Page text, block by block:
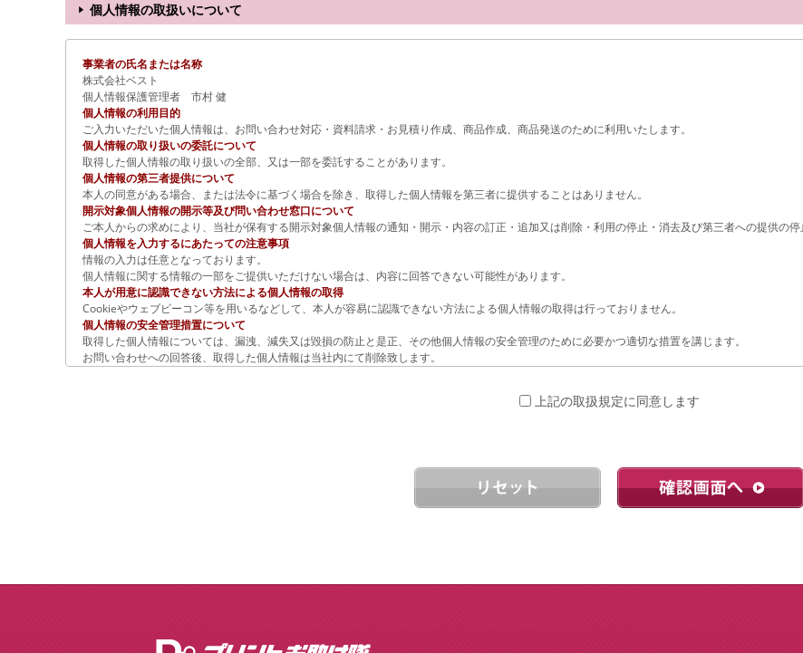
個人情報の取扱いについて
事業者の氏名または名称
株式会社ベスト
個人情報保護管理者 市村 健
個人情報の利用目的
ご入力いただいた個人情報は、お問い合わせ対応・資料請求・お見積り作成、商品作成、商品発送のために利用いたします。
個人情報の取り扱いの委託について
取得した個人情報の取り扱いの全部、又は一部を委託することがあります。
個人情報の第三者提供について
本人の同意がある場合、または法令に基づく場合を除き、取得した個人情報を第三者に提供することはありません。
開示対象個人情報の開示等及び問い合わせ窓口について
ご本人からの求めにより、当社が保有する開示対象個人情報の通知・開示・内容の訂正・追加又は削除・利用の停止・消去及び第三者への提供の停
個人情報を入力するにあたっての注意事項
情報の入力は任意となっております。
個人情報に関する情報の一部をご提供いただけない場合は、内容に回答できない可能性があります。
本人が用意に認識できない方法による個人情報の取得
Cookieやウェブビーコン等を用いるなどして、本人が容易に認識できない方法による個人情報の取得は行っておりません。
個人情報の安全管理措置について
取得した個人情報については、漏洩、減失又は毀損の防止と是正、その他個人情報の安全管理のために必要かつ適切な措置を講じます。
お問い合わせへの回答後、取得した個人情報は当社内にて削除致します。
上記の取扱規定に同意します